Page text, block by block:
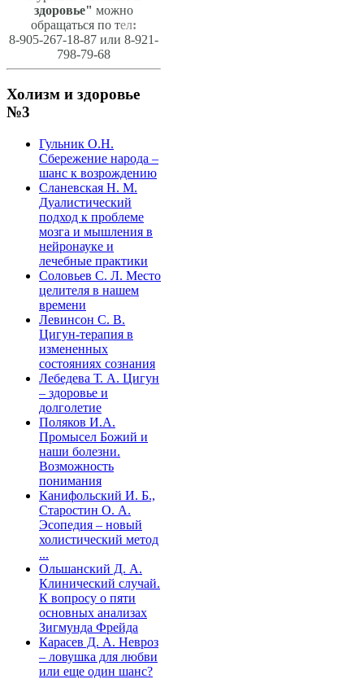
здоровье" можно
обращаться по тел:
8-905-267-18-87 или 8-921-
798-79-68
Холизм и здоровье
№3
Гульник О.Н.
Сбережение народа –
шанс к возрождению
Сланевская Н. М.
Дуалистический
подход к проблеме
мозга и мышления в
нейронауке и
лечебные практики
Соловьев С. Л. Место
целителя в нашем
времени
Левинсон С. В.
Цигун-терапия в
измененных
состояниях сознания
Лебедева Т. А. Цигун
– здоровье и
долголетие
Поляков И.А.
Промысел Божий и
наши болезни.
Возможность
понимания
Канифольский И. Б.,
Старостин О. А.
Эсопедия – новый
холистический метод
...
Ольшанский Д. А.
Клинический случай.
К вопросу о пяти
основных анализах
Зигмунда Фрейда
Карасев Д. А. Невроз
– ловушка для любви
или еще один шанс?